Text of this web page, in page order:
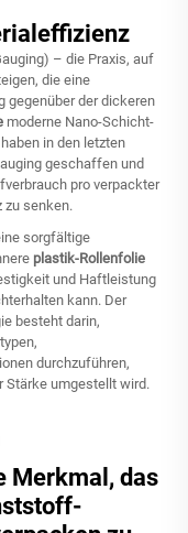
– die Praxis, auf
die eine
gegenüber der dickeren
moderne Nano-Schicht-
in den letzten
geschaffen und
pro verpackter
zu senken.
sorgfältige
plastik-Rollenfolie
und Haftleistung
kann. Der
besteht darin,
durchzuführen,
Stärke umgestellt wird.
Merkmal, das